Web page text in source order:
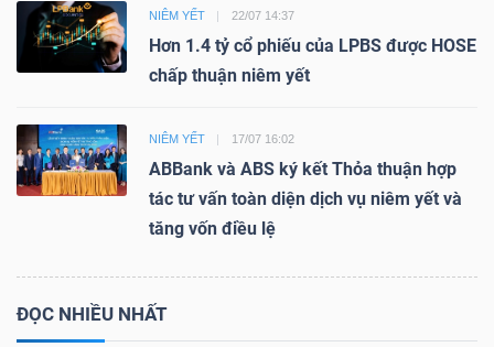
NIÊM YẾT 22/07 14:37
Hơn 1.4 tỷ cổ phiếu của LPBS được HOSE
chấp thuận niêm yết
NIÊM YẾT 17/07 16:02
ABBank và ABS ký kết Thỏa thuận hợp
tác tư vấn toàn diện dịch vụ niêm yết và
tăng vốn điều lệ
ĐỌC NHIỀU NHẤT